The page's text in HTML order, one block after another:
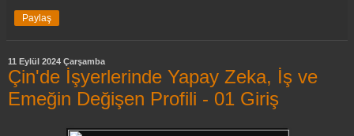
Paylaş
11 Eylül 2024 Çarşamba
Çin'de İşyerlerinde Yapay Zeka, İş ve
Emeğin Değişen Profili - 01 Giriş